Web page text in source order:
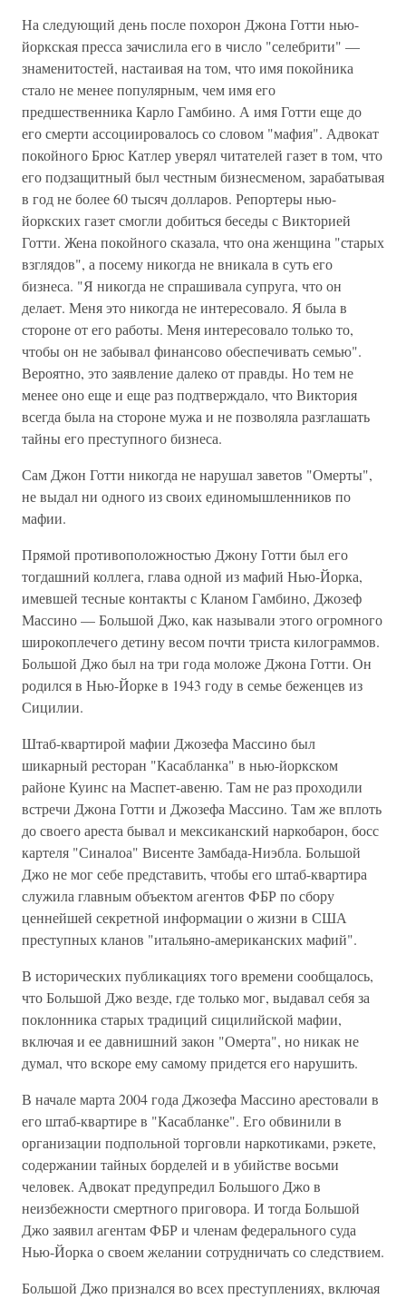
На следующий день после похорон Джона Готти нью-
йоркская пресса зачислила его в число "селебрити" —
знаменитостей, настаивая на том, что имя покойника
стало не менее популярным, чем имя его
предшественника Карло Гамбино. А имя Готти еще до
его смерти ассоциировалось со словом "мафия". Адвокат
покойного Брюс Катлер уверял читателей газет в том, что
его подзащитный был честным бизнесменом, зарабатывая
в год не более 60 тысяч долларов. Репортеры нью-
йоркских газет смогли добиться беседы с Викторией
Готти. Жена покойного сказала, что она женщина "старых
взглядов", а посему никогда не вникала в суть его
бизнеса. "Я никогда не спрашивала супруга, что он
делает. Меня это никогда не интересовало. Я была в
стороне от его работы. Меня интересовало только то,
чтобы он не забывал финансово обеспечивать семью".
Вероятно, это заявление далеко от правды. Но тем не
менее оно еще и еще раз подтверждало, что Виктория
всегда была на стороне мужа и не позволяла разглашать
тайны его преступного бизнеса.
Сам Джон Готти никогда не нарушал заветов "Омерты",
не выдал ни одного из своих единомышленников по
мафии.
Прямой противоположностью Джону Готти был его
тогдашний коллега, глава одной из мафий Нью-Йорка,
имевшей тесные контакты с Кланом Гамбино, Джозеф
Массино — Большой Джо, как называли этого огромного
широкоплечего детину весом почти триста килограммов.
Большой Джо был на три года моложе Джона Готти. Он
родился в Нью-Йорке в 1943 году в семье беженцев из
Сицилии.
Штаб-квартирой мафии Джозефа Массино был
шикарный ресторан "Касабланка" в нью-йоркском
районе Куинс на Маспет-авеню. Там не раз проходили
встречи Джона Готти и Джозефа Массино. Там же вплоть
до своего ареста бывал и мексиканский наркобарон, босс
картеля "Синалоа" Висенте Замбада-Ниэбла. Большой
Джо не мог себе представить, чтобы его штаб-квартира
служила главным объектом агентов ФБР по сбору
ценнейшей секретной информации о жизни в США
преступных кланов "итальяно-американских мафий".
В исторических публикациях того времени сообщалось,
что Большой Джо везде, где только мог, выдавал себя за
поклонника старых традиций сицилийской мафии,
включая и ее давнишний закон "Омерта", но никак не
думал, что вскоре ему самому придется его нарушить.
В начале марта 2004 года Джозефа Массино арестовали в
его штаб-квартире в "Касабланке". Его обвинили в
организации подпольной торговли наркотиками, рэкете,
содержании тайных борделей и в убийстве восьми
человек. Адвокат предупредил Большого Джо в
неизбежности смертного приговора. И тогда Большой
Джо заявил агентам ФБР и членам федерального суда
Нью-Йорка о своем желании сотрудничать со следствием.
Большой Джо признался во всех преступлениях, включая